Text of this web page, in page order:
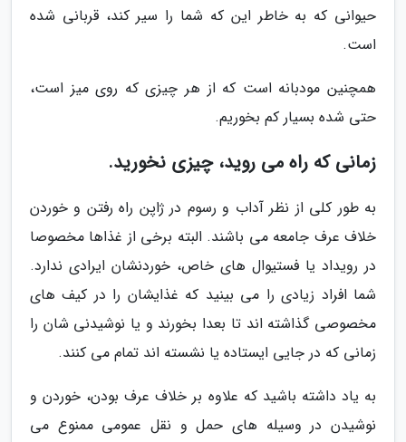
حیوانی که به خاطر این که شما را سیر کند، قربانی شده
است.
همچنین مودبانه است که از هر چیزی که روی میز است،
حتی شده بسیار کم بخوریم.
زمانی که راه می روید، چیزی نخورید.
به طور کلی از نظر آداب و رسوم در ژاپن راه رفتن و خوردن
خلاف عرف جامعه می باشند. البته برخی از غذاها مخصوصا
در رویداد یا فستیوال های خاص، خوردنشان ایرادی ندارد.
شما افراد زیادی را می بینید که غذایشان را در کیف های
مخصوصی گذاشته اند تا بعدا بخورند و یا نوشیدنی شان را
زمانی که در جایی ایستاده یا نشسته اند تمام می کنند.
به یاد داشته باشید که علاوه بر خلاف عرف بودن، خوردن و
نوشیدن در وسیله های حمل و نقل عمومی ممنوع می